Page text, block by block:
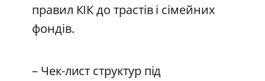
правил КІК до трастів і сімейних
фондів.
– Чек-лист структур під